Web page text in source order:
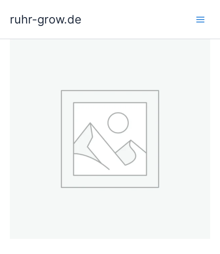
Inhaltruhr-grow.de